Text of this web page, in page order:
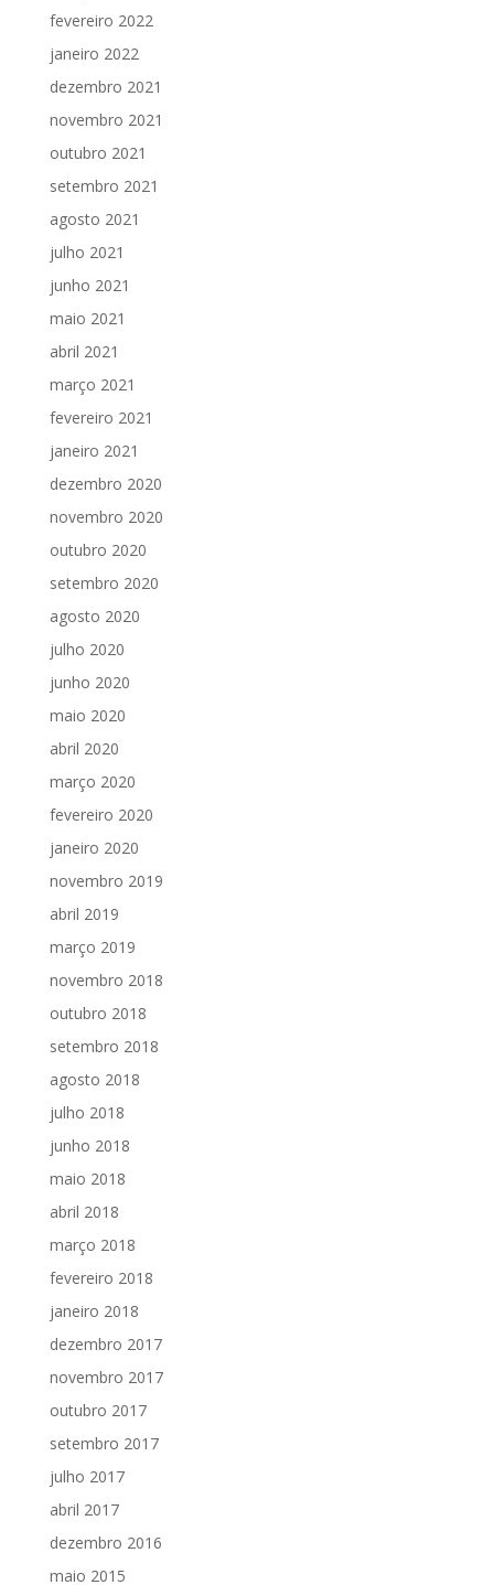
fevereiro 2022
janeiro 2022
dezembro 2021
novembro 2021
outubro 2021
setembro 2021
agosto 2021
julho 2021
junho 2021
maio 2021
abril 2021
março 2021
fevereiro 2021
janeiro 2021
dezembro 2020
novembro 2020
outubro 2020
setembro 2020
agosto 2020
julho 2020
junho 2020
maio 2020
abril 2020
março 2020
fevereiro 2020
janeiro 2020
novembro 2019
abril 2019
março 2019
novembro 2018
outubro 2018
setembro 2018
agosto 2018
julho 2018
junho 2018
maio 2018
abril 2018
março 2018
fevereiro 2018
janeiro 2018
dezembro 2017
novembro 2017
outubro 2017
setembro 2017
julho 2017
abril 2017
dezembro 2016
maio 2015